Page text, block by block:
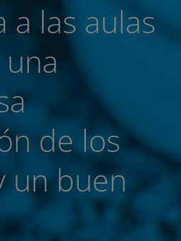
a las aulas
de los
un buen